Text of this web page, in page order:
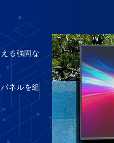
る強固な
ネルを組